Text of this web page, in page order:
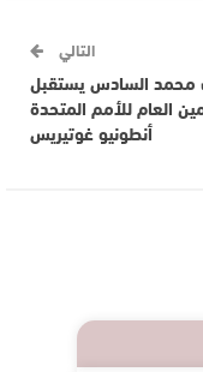
التالي
محمد السادس يستقبل
العام للأمم المتحدة
أنطونيو غوتيريس